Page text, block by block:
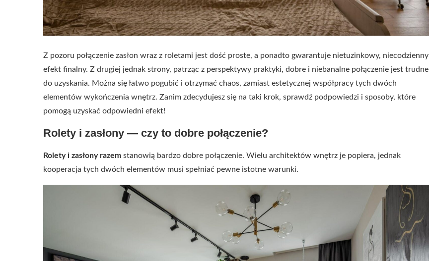
Z pozoru połączenie zasłon wraz z roletami jest dość proste, a ponadto gwarantuje nietuzinkowy, niecodzienny
efekt finalny. Z drugiej jednak strony, patrząc z perspektywy praktyki, dobre i niebanalne połączenie jest trudne
do uzyskania. Można się łatwo pogubić i otrzymać chaos, zamiast estetycznej współpracy tych dwóch
elementów wykończenia wnętrz. Zanim zdecydujesz się na taki krok, sprawdź podpowiedzi i sposoby, które
pomogą uzyskać odpowiedni efekt!
Rolety i zasłony — czy to dobre połączenie?
Rolety i zasłony razem stanowią bardzo dobre połączenie. Wielu architektów wnętrz je popiera, jednak
kooperacja tych dwóch elementów musi spełniać pewne istotne warunki.